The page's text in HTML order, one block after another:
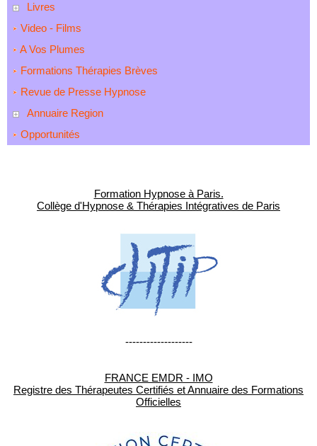
Livres
Video - Films
A Vos Plumes
Formations Thérapies Brèves
Revue de Presse Hypnose
Annuaire Region
Opportunités
Formation Hypnose à Paris.
Collège d'Hypnose & Thérapies Intégratives de Paris
-------------------
FRANCE EMDR - IMO
Registre des Thérapeutes Certifiés et Annuaire des Formations
Officielles